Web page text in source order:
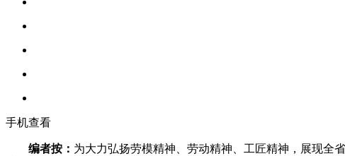
手机查看
编者按： 为大力弘扬劳模精神、劳动精神、工匠精神，展现全